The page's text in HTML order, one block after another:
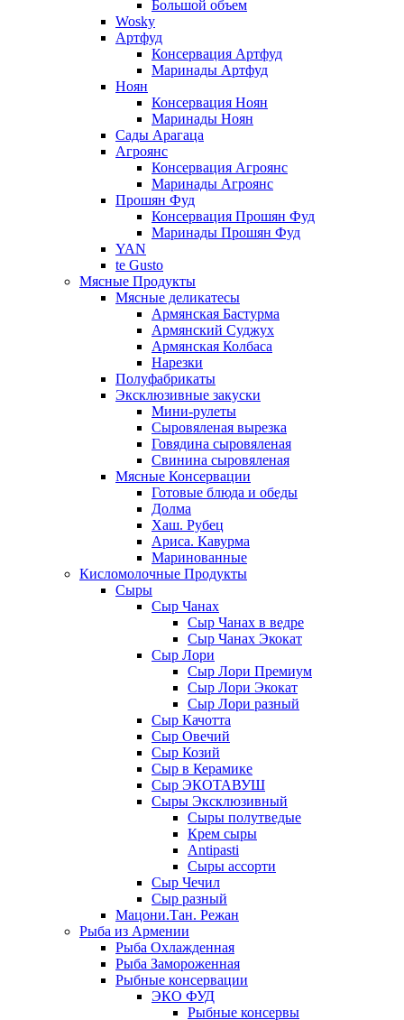
Большой объем
Wosky
Артфуд
Консервация Артфуд
Маринады Артфуд
Ноян
Консервация Ноян
Маринады Ноян
Сады Арагаца
Агроянс
Консервация Агроянс
Маринады Агроянс
Прошян Фуд
Консервация Прошян Фуд
Маринады Прошян Фуд
YAN
te Gusto
Мясные Продукты
Мясные деликатесы
Армянская Бастурма
Армянский Суджух
Армянская Колбаса
Нарезки
Полуфабрикаты
Эксклюзивные закуски
Мини-рулеты
Сыровяленая вырезка
Говядина сыровяленая
Свинина сыровяленая
Мясные Консервации
Готовые блюда и обеды
Долма
Хаш. Рубец
Ариса. Кавурма
Маринованные
Кисломолочные Продукты
Сыры
Сыр Чанах
Сыр Чанах в ведре
Сыр Чанах Экокат
Сыр Лори
Сыр Лори Премиум
Сыр Лори Экокат
Сыр Лори разный
Сыр Качотта
Сыр Овечий
Сыр Козий
Сыр в Керамике
Сыр ЭКОТАВУШ
Сыры Эксклюзивный
Сыры полутведые
Крем сыры
Antipasti
Сыры ассорти
Сыр Чечил
Сыр разный
Мацони.Тан. Режан
Рыба из Армении
Рыба Охлажденная
Рыба Замороженная
Рыбные консервации
ЭКО ФУД
Рыбные консервы